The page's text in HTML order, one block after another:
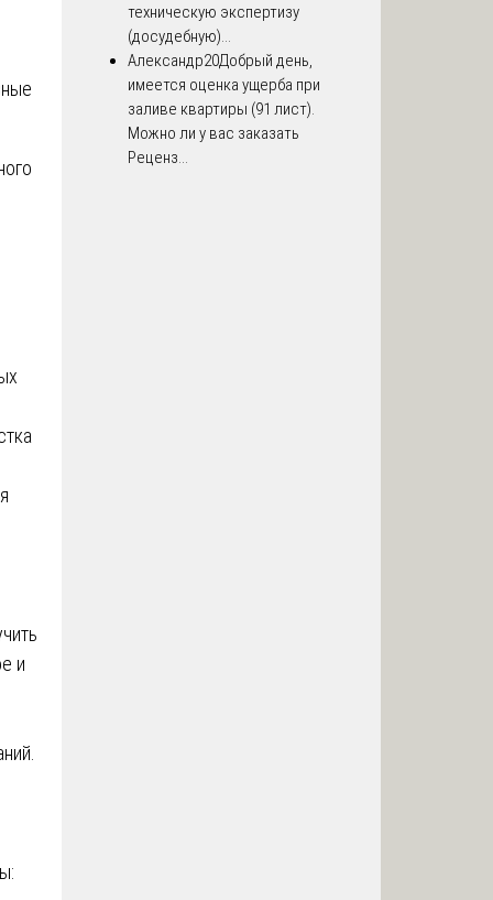
и
техническую экспертизу
(досудебную)...
Александр20Добрый день,
имеется оценка ущерба при
заливе квартиры (91 лист).
Можно ли у вас заказать
Реценз...